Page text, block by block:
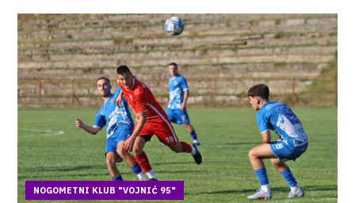
NOGOMETNI KLUB "VOJNIĆ 95"